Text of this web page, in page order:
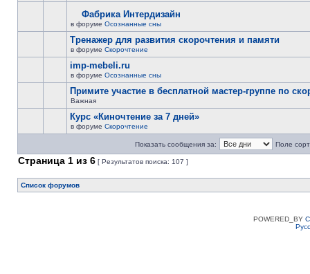
Фабрика Интердизайн
в форуме Осознанные сны
Тренажер для развития скорочтения и памяти
в форуме Скорочтение
imp-mebeli.ru
в форуме Осознанные сны
Примите участие в бесплатной мастер-группе по
Важная
Курс «Киночтение за 7 дней»
в форуме Скорочтение
Показать сообщения за: Поле
Страница 1 из 6 [ Результатов поиска: 107 ]
Список форумов
POWERED_BY